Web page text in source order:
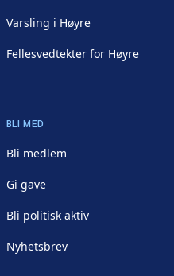
Varsling i Høyre
Fellesvedtekter for Høyre
BLI MED
Bli medlem
Gi gave
Bli politisk aktiv
Nyhetsbrev